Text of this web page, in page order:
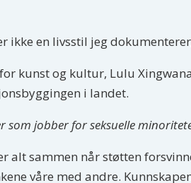
ikke en livsstil jeg
kunst og kultur, Lulu
i landet.
jobber for seksuelle
alt sammen når støtten
våre med andre.